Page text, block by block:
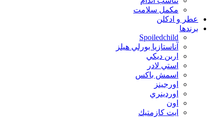
مکمل سلامت
عطر و ادکلن
برندها
Spoiledchild
آناستازيا بورلي هيلز
اربن ديكي
استي لادر
اسمش باكس
اورجينز
اوردينري
اون
ايت كازمتيك